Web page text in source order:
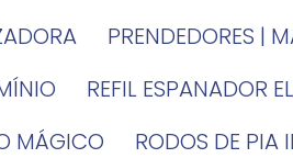
PRENDEDORES |
REFIL ESPANADOR
MÁGICO RODOS DE PIA